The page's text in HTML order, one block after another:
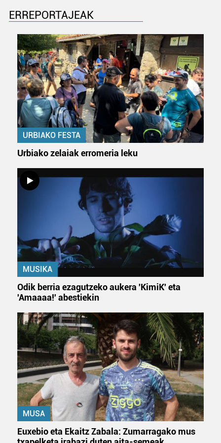
interes komertzial legitimoetan babesten dira. Ikusi gure
duten interes legitimoa eta horren aurka nola egin
dezakezun ikusteko.
Lortu zure datu pertsonalak prozesatzeko moduari
buruzko informazio gehiago eta ezarri zure lehentasunak
datuen atalean. Edozein unetan alda edo ken dezakezu
zure baimena Cookieen adierazpenean.
Webgune honek cookie propioak eta hirugarrenen cookie-
fitxategiak erabiltzen ditu. Zure esperientzia eta
erabiltzeko baimen esplizitua ematen diguzu.
ERREPORTAJEAK
URBIAKO FESTA
Urbiako zelaiak erromeria leku
MUSIKA
Odik berria ezagutzeko aukera 'KimiK' eta
'Amaaaa!' abestiekin
MUSA
Euxebio eta Ekaitz Zabala: Zumarragako mus